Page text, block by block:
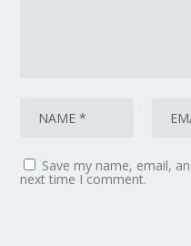
Save my name, email,
next time I comment.